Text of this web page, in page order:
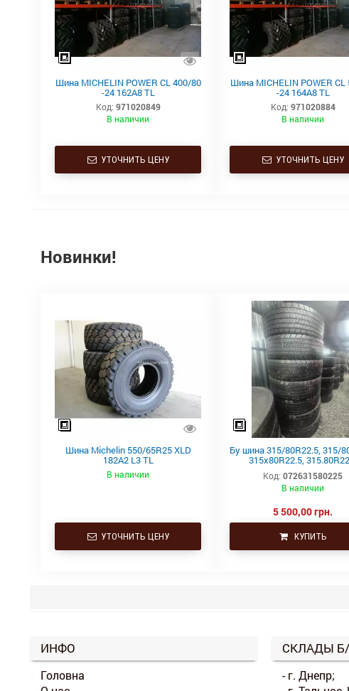
Шина MICHELIN POWER CL 400/80
-24 162A8 TL
Код: 971020849
В наличии
УТОЧНИТЬ ЦЕНУ
Шина MICHELIN POWER CL
-24 164A8 TL
Код: 971020884
В наличии
УТОЧНИТЬ ЦЕНУ
Новинки!
Шина Michelin 550/65R25 XLD
182A2 L3 TL
В наличии
УТОЧНИТЬ ЦЕНУ
Бу шина 315/80R22.5, 315/
315х80R22.5,
Код: 072631580225
В наличии
5 500,00 грн.
КУПИТЬ
ИНФО
Головна
СКЛАДЫ
- г. Днепр;